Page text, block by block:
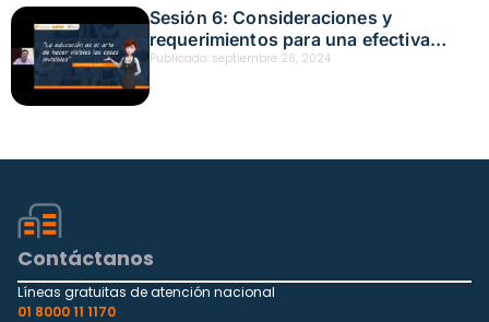
Sesión 6: Consideraciones y
requerimientos para una efectiva
protección respiratoria para material
particulado: Polvo, humo y neblinas
Publicado: septiembre 26, 2024
Contáctanos
Líneas gratuitas de atención nacional
01 8000 11 1170